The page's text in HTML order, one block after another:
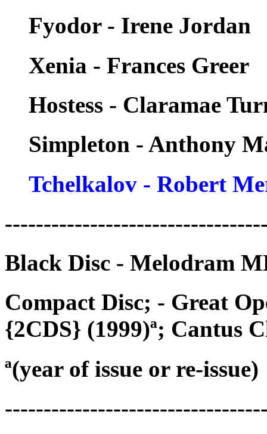
Fyodor - Irene Jordan
Xenia - Frances Greer
Hostess - Claramae
Simpleton - Anthony
Tchelkalov - Robert
Black Disc - Melodram
Compact Disc; - Great
{2CDS} (1999)ª; Cantus
ª(year of issue or re-issue)